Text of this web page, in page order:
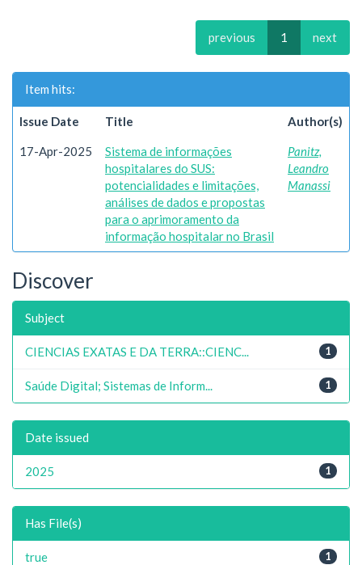
previous 1 next
Item hits:
Issue Date Title Author(s)
17-Apr-2025
Sistema de informações
hospitalares do SUS:
potencialidades e limitações,
análises de dados e propostas
para o aprimoramento da
informação hospitalar no Brasil
Panitz,
Leandro
Manassi
Discover
Subject
1
CIENCIAS EXATAS E DA TERRA::CIENC...
1
Saúde Digital; Sistemas de Inform...
Date issued
1
2025
Has File(s)
1
true